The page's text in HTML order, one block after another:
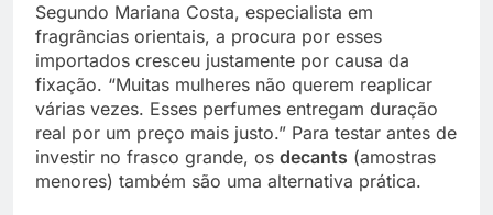
Segundo Mariana Costa, especialista em
fragrâncias orientais, a procura por esses
importados cresceu justamente por causa da
fixação. “Muitas mulheres não querem reaplicar
várias vezes. Esses perfumes entregam duração
real por um preço mais justo.” Para testar antes de
investir no frasco grande, os decants (amostras
menores) também são uma alternativa prática.